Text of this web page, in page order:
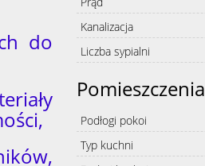
do
Kanalizacja
Liczba sypialni
Pomieszczenia
Podłogi pokoi
Typ kuchni